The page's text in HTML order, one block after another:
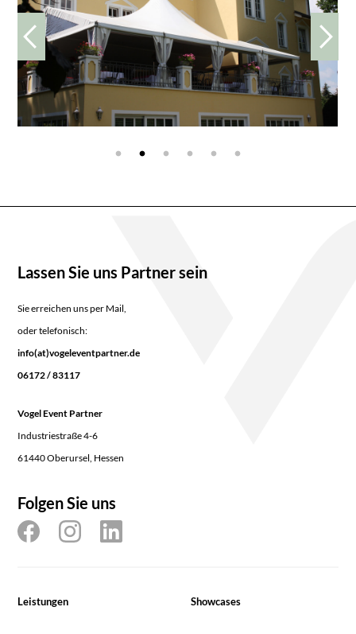
Lassen Sie uns Partner sein
Sie erreichen uns per Mail,
oder telefonisch:
info(at)vogeleventpartner.de
06172 / 83117
Vogel Event Partner
Industriestraße 4-6
61440 Oberursel, Hessen
Folgen Sie uns
Leistungen Showcases